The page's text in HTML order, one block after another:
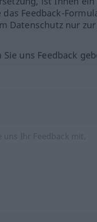
das Feedback-
Datenschutz nur
uns Feedback